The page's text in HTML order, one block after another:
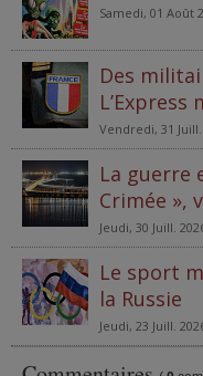
Samedi, 01 Août
Des
Vendredi, 31 Juill.
La guerre
Crimée »,
Jeudi, 30 Juill.
Le sport
la Russie
Jeudi, 23 Juill.